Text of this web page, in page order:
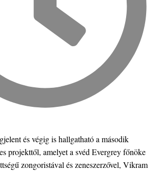
és végig is hallgatható a második
projekttől, amelyet a svéd Evergrey főnöke
zongoristával és zeneszerzővel, Vikram